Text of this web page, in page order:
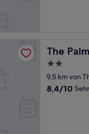
The
The Palms
2.0-
Sterne-
Unterkunft
9,5 km von
8.4
8,4/10